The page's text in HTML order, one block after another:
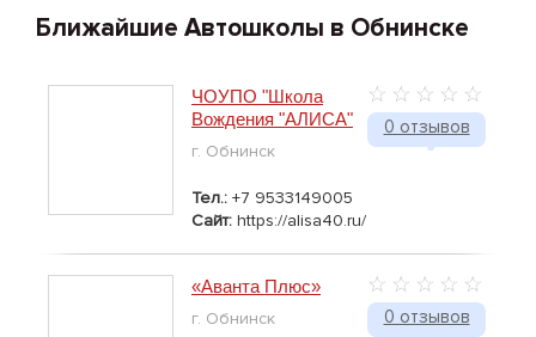
Ближайшие Автошколы в Обнинске
0 отзывов
ЧОУПО "Школа
Вождения "АЛИСА"
г. Обнинск
Тел.: +7 9533149005
Сайт: https://alisa40.ru/
0 отзывов
«Аванта Плюс»
г. Обнинск